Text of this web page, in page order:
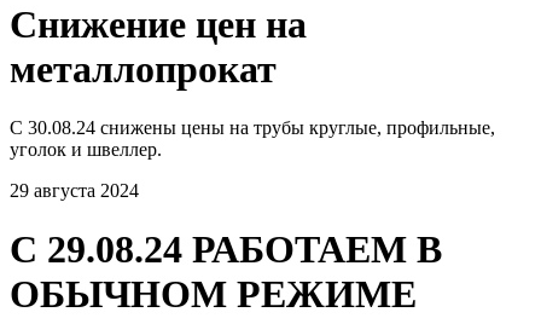
Снижение цен на
металлопрокат
С 30.08.24 снижены цены на трубы круглые, профильные,
уголок и швеллер.
29 августа 2024
С 29.08.24 РАБОТАЕМ В
ОБЫЧНОМ РЕЖИМЕ